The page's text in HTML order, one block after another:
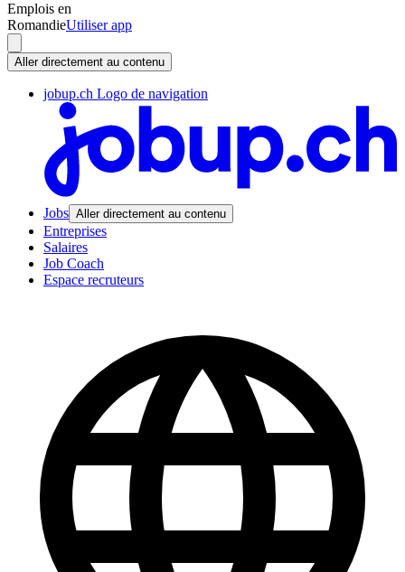
Emplois en
RomandieUtiliser app
Aller directement au contenu
jobup.ch Logo de navigation
Jobs Aller directement au contenu
Entreprises
Salaires
Job Coach
Espace recruteurs